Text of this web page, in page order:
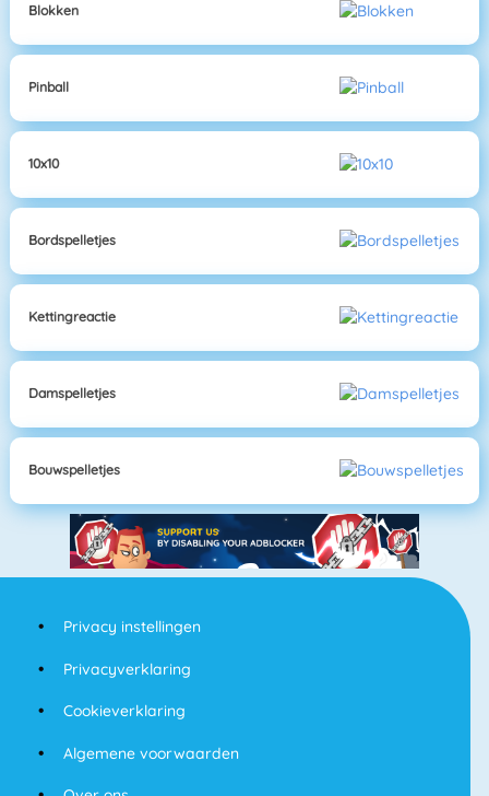
Blokken
Pinball
10x10
Bordspelletjes
Kettingreactie
Damspelletjes
Bouwspelletjes
Privacy instellingen
Privacyverklaring
Cookieverklaring
Algemene voorwaarden